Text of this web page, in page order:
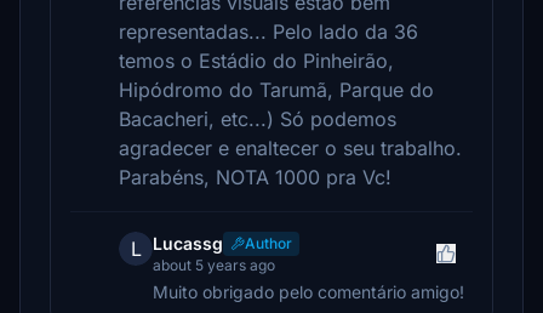
representadas... Pelo lado da 36
temos o Estádio do Pinheirão,
Hipódromo do Tarumã, Parque do
Bacacheri, etc...) Só podemos
agradecer e enaltecer o seu trabalho.
Parabéns, NOTA 1000 pra Vc!
L Lucassg
Author
about 5 years ago
Muito obrigado pelo comentário amigo!